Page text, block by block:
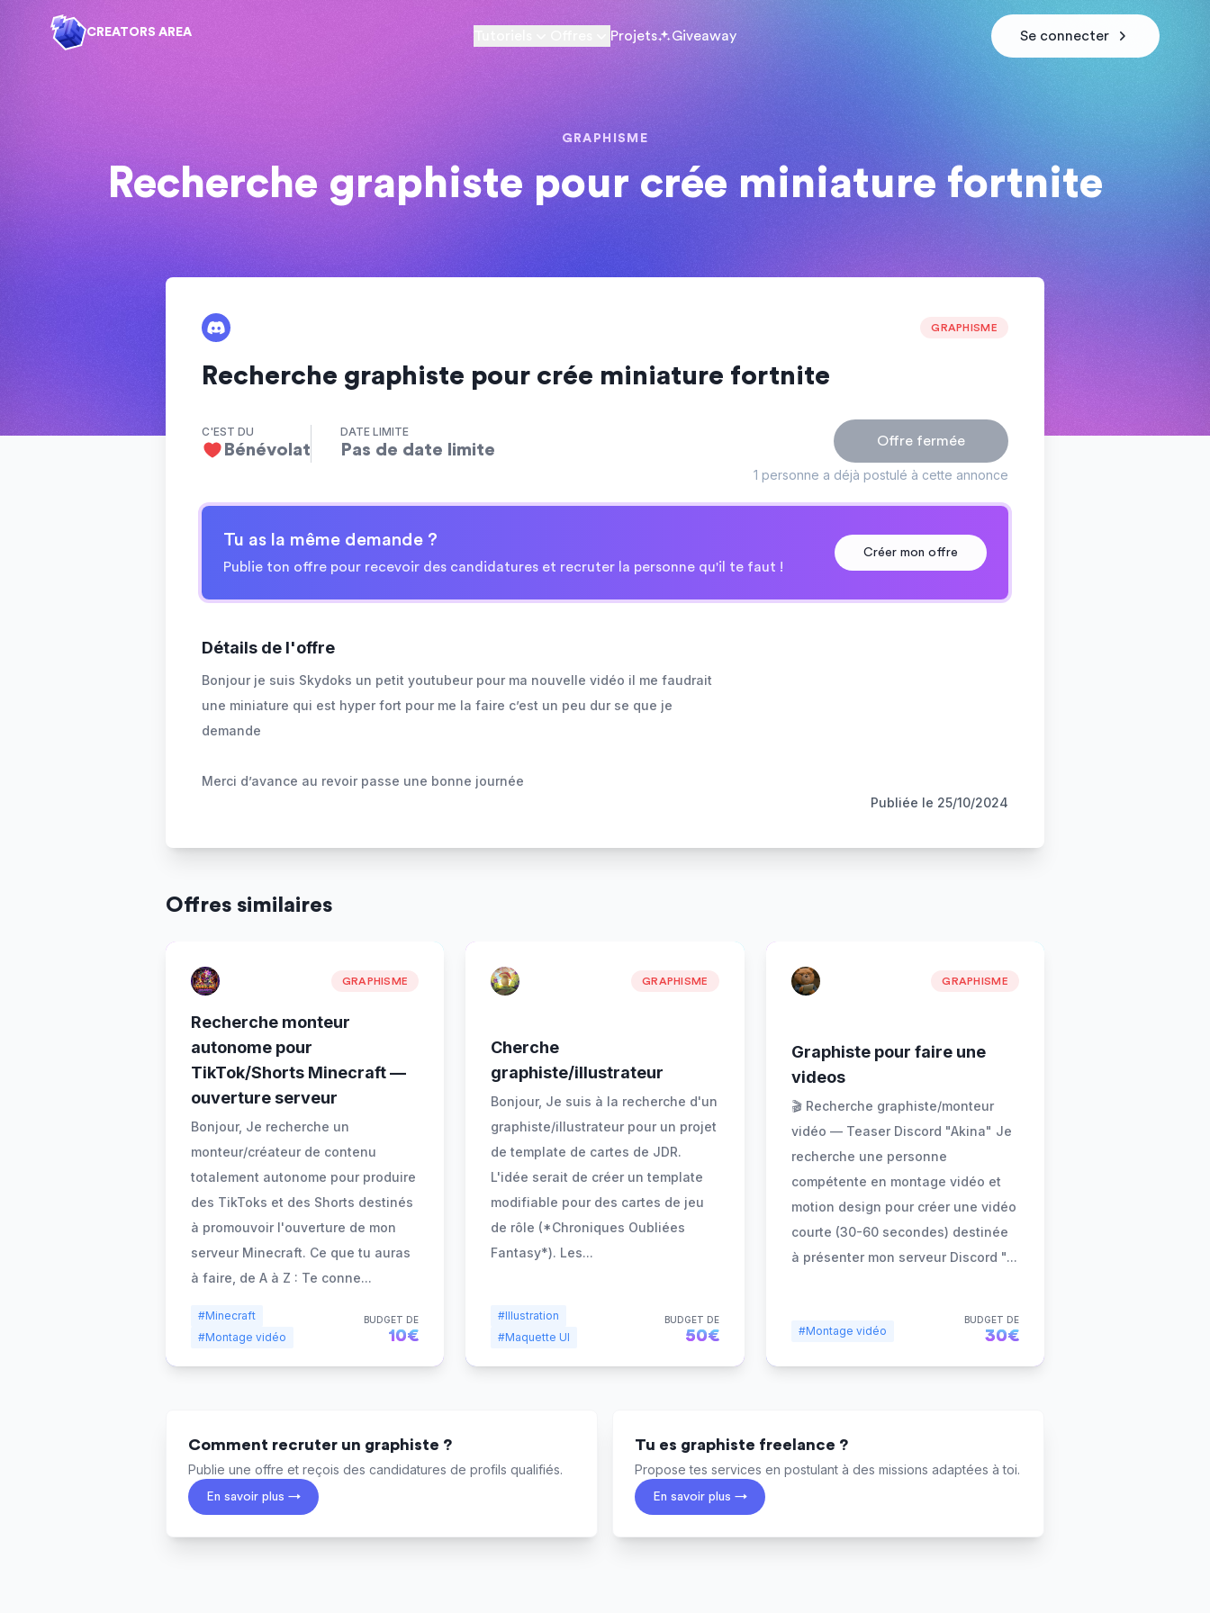
CREATORS AREA Projets Giveaway Se connecter
GRAPHISME
Recherche graphiste pour crée miniature fortnite
GRAPHISME
Recherche graphiste pour crée miniature fortnite
C'EST DU
Bénévolat
DATE LIMITE
Pas de date limite Offre fermée
1 personne a déjà postulé à cette annonce
Tu as la même demande ?
Publie ton offre pour recevoir des candidatures et recruter la personne qu'il te faut !
Créer mon offre
Détails de l'offre
Bonjour je suis Skydoks un petit youtubeur pour ma nouvelle vidéo il me faudrait
une miniature qui est hyper fort pour me la faire c’est un peu dur se que je
demande
Merci d’avance au revoir passe une bonne journée
Publiée le 25/10/2024
Offres similaires
GRAPHISME
Recherche monteur
autonome pour
TikTok/Shorts Minecraft —
ouverture serveur
Bonjour, Je recherche un
monteur/créateur de contenu
totalement autonome pour produire
des TikToks et des Shorts destinés
à promouvoir l'ouverture de mon
serveur Minecraft. Ce que tu auras
à faire, de A à Z : Te conne...
#Minecraft
#Montage vidéo
BUDGET DE
10€
GRAPHISME
Cherche
graphiste/illustrateur
Bonjour, Je suis à la recherche d'un
graphiste/illustrateur pour un projet
de template de cartes de JDR.
L'idée serait de créer un template
modifiable pour des cartes de jeu
de rôle (*Chroniques Oubliées
Fantasy*). Les...
#Illustration
#Maquette UI
BUDGET DE
50€
GRAPHISME
Graphiste pour faire une
videos
🎬 Recherche graphiste/monteur
vidéo — Teaser Discord "Akina" Je
recherche une personne
compétente en montage vidéo et
motion design pour créer une vidéo
courte (30-60 secondes) destinée
à présenter mon serveur Discord "...
#Montage vidéo
BUDGET DE
30€
Comment recruter un graphiste ?
Publie une offre et reçois des candidatures de profils qualifiés.
En savoir plus →
Tu es graphiste freelance ?
Propose tes services en postulant à des missions adaptées à toi.
En savoir plus →